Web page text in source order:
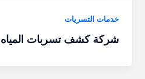
خدمات التسريات
شركة كشف تسربات